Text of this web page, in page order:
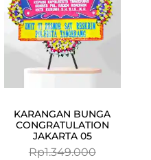
KARANGAN BUNGA
CONGRATULATION
JAKARTA 05
Rp1.349.000